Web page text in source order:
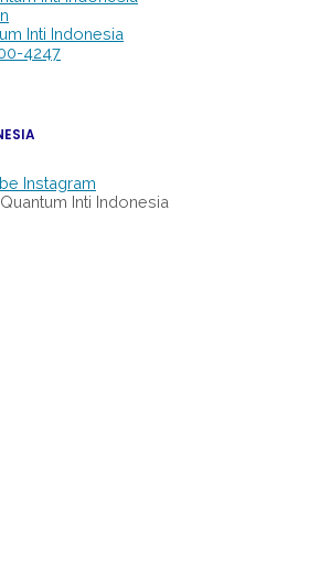
Inti Indonesia
4247
Instagram
Inti Indonesia